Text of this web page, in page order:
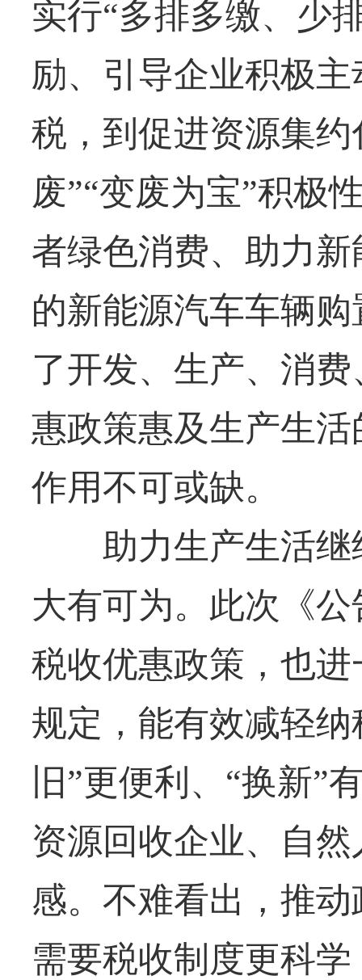
实行“多排多缴、少
励、引导企业积极
税，到促进资源集
废”“变废为宝”积极
者绿色消费、助力
的新能源汽车车辆
了开发、生产、消
惠政策惠及生产生
作用不可或缺。
助力生产生活继
大有可为。此次《
税收优惠政策，也
规定，能有效减轻
旧”更便利、“换新”
资源回收企业、自
感。不难看出，推
需要税收制度更科